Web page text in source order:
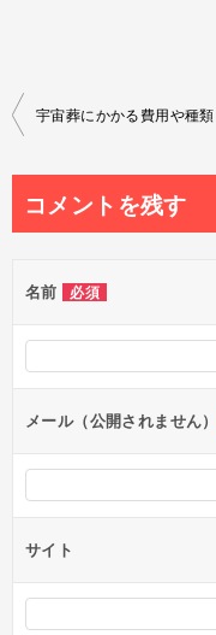
投
ビ
ー
シ
ョ
ン
コメントを残す
名前 必須
メール（公開されません）
サイト